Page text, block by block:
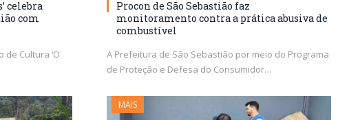
celebra
com
de Cultura ‘O
Procon de São Sebastião faz
monitoramento contra a prática abusiva de
combustível
A Prefeitura de São Sebastião por meio do Programa
de Proteção e Defesa do Consumidor…
MAIS